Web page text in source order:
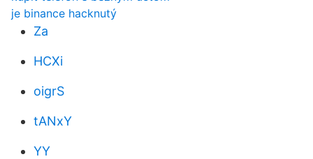
je binance hacknutý
Za
HCXi
oigrS
tANxY
YY